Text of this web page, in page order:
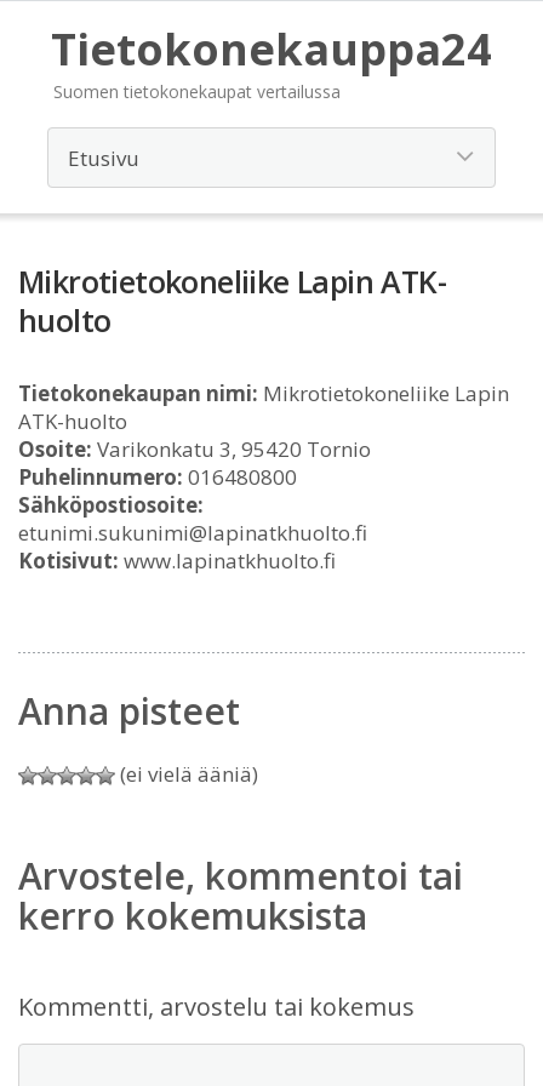
Tietokonekauppa24
Suomen tietokonekaupat vertailussa
Mikrotietokoneliike Lapin ATK-
huolto
Tietokonekaupan nimi: Mikrotietokoneliike Lapin
ATK-huolto
Osoite: Varikonkatu 3, 95420 Tornio
Puhelinnumero: 016480800
Sähköpostiosoite:
etunimi.sukunimi@lapinatkhuolto.fi
Kotisivut: www.lapinatkhuolto.fi
Anna pisteet
(ei vielä ääniä)
Arvostele, kommentoi tai
kerro kokemuksista
Kommentti, arvostelu tai kokemus